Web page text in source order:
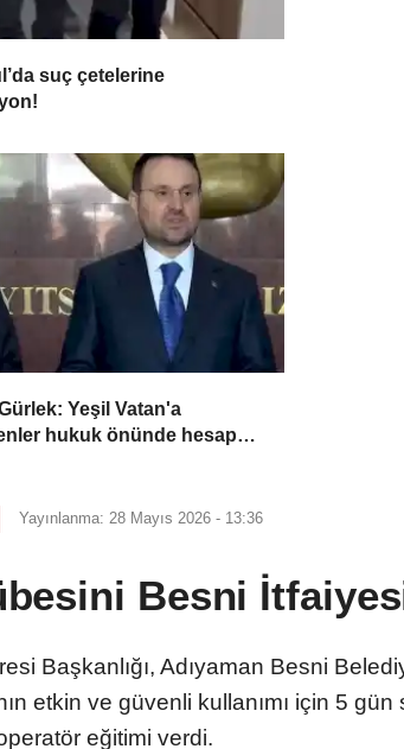
suç çetelerine
Yeşil Vatan'a
hukuk önünde hesap
Yayınlanma: 28 Mayıs 2026 - 13:36
Besni
Başkanlığı, Adıyaman Besni
etkin ve güvenli kullanımı için 5
eğitimi verdi.